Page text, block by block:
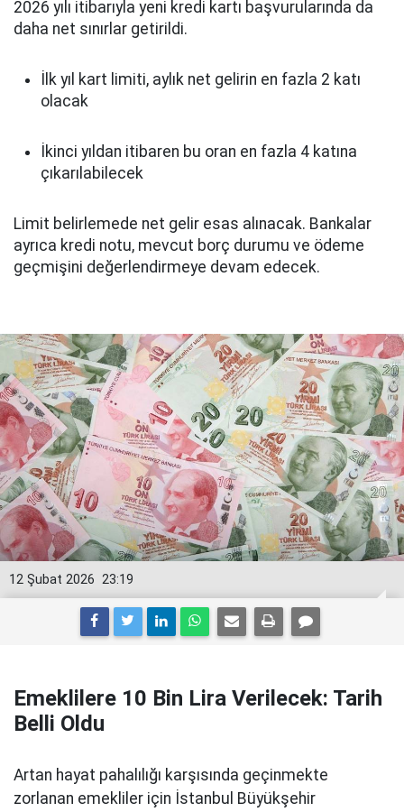
2026 yılı itibarıyla yeni kredi kartı başvurularında da
daha net sınırlar getirildi.
İlk yıl kart limiti, aylık net gelirin en fazla 2 katı
olacak
İkinci yıldan itibaren bu oran en fazla 4 katına
çıkarılabilecek
Limit belirlemede net gelir esas alınacak. Bankalar
ayrıca kredi notu, mevcut borç durumu ve ödeme
geçmişini değerlendirmeye devam edecek.
23:19
12 Şubat 2026
Emeklilere 10 Bin Lira Verilecek: Tarih
Belli Oldu
Artan hayat pahalılığı karşısında geçinmekte
zorlanan emekliler için İstanbul Büyükşehir